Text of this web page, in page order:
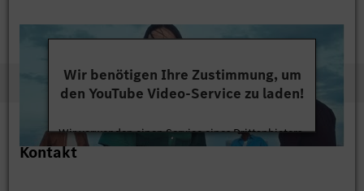
Wir benötigen Ihre Zustimmung, um
den YouTube Video-Service zu laden!
Wir verwenden einen Service eines Drittanbieters,
um Videoinhalte einzubetten. Dieser Service kann
Kontakt